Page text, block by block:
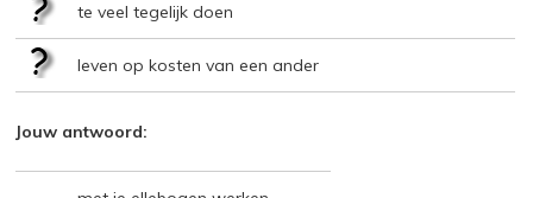
te veel tegelijk doen
leven op kosten van een ander
Jouw antwoord: